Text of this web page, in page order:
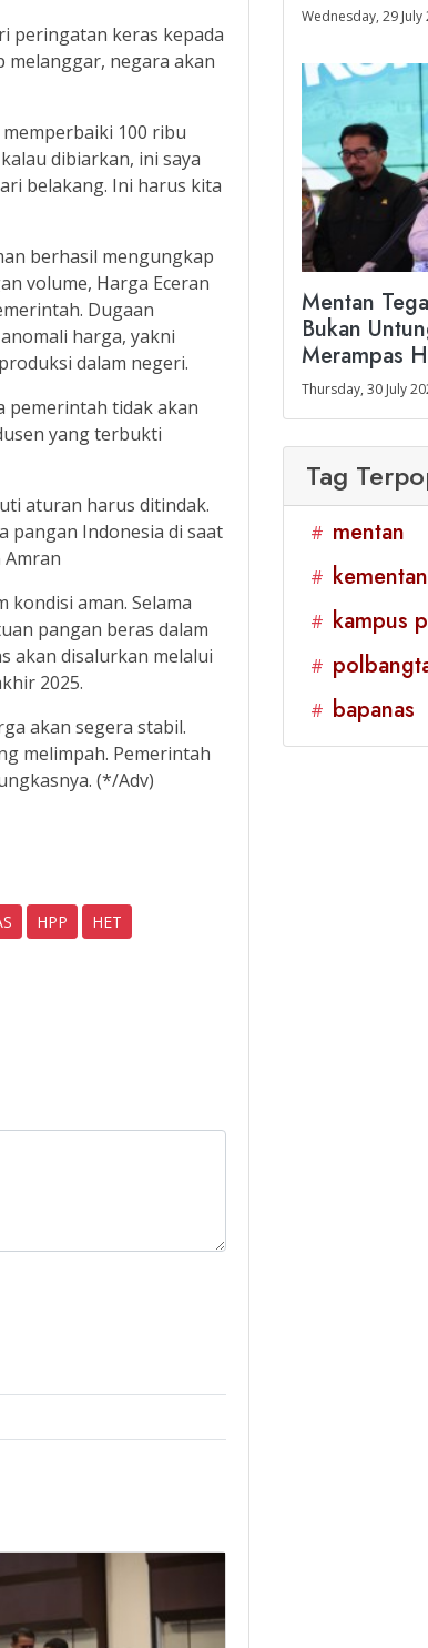
peringatan keras kepada
melanggar, negara akan
100 ribu
dibiarkan, ini saya
belakang. Ini harus kita
berhasil mengungkap
volume, Harga Eceran
Dugaan
harga, yakni
dalam negeri.
pemerintah tidak akan
yang terbukti
aturan harus ditindak.
pangan Indonesia di saat
kondisi aman. Selama
pangan beras dalam
akan disalurkan melalui
2025.
akan segera stabil.
melimpah. Pemerintah
(*/Adv)
HPP HET
Wednesday, 29 July
Mentan
Bukan
Merampas
Thursday, 30 July
Tag
# mentan
# kementan
# kampus
#
# bapanas